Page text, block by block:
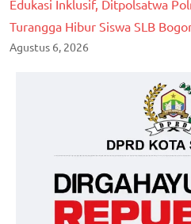
Edukasi Inklusif, Ditpolsatwa
Turangga Hibur Siswa SLB
Agustus 6, 2026